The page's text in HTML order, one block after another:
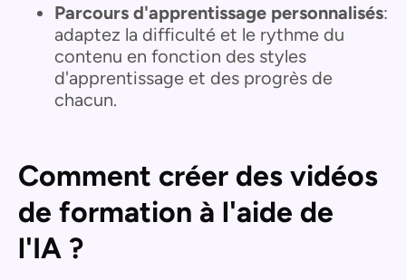
Parcours d'apprentissage personnalisés:
adaptez la difficulté et le rythme du
contenu en fonction des styles
d'apprentissage et des progrès de
chacun.
Comment créer des vidéos
de formation à l'aide de
l'IA ?